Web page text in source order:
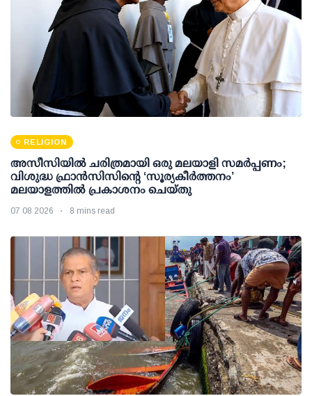
RELIGION
അസീസിയിൽ ചരിത്രമായി ഒരു മലയാളി സമർപ്പണം;
വിശുദ്ധ ഫ്രാൻസിസിന്റെ ‘സൂര്യകീർത്തനം’
മലയാളത്തിൽ പ്രകാശനം ചെയ്തു
07 08 2026 8 mins read